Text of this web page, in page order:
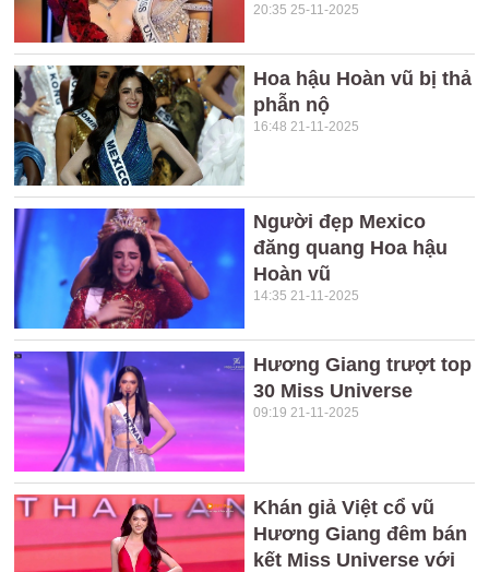
20:35 25-11-2025
Hoa hậu Hoàn vũ bị thả
phẫn nộ
16:48 21-11-2025
Người đẹp Mexico
đăng quang Hoa hậu
Hoàn vũ
14:35 21-11-2025
Hương Giang trượt top
30 Miss Universe
09:19 21-11-2025
Khán giả Việt cổ vũ
Hương Giang đêm bán
kết Miss Universe với